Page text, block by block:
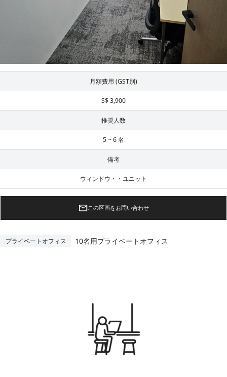
月額費用 (GST別)
S$ 3,900
推奨人数
5 ~ 6 名
備考
ウィンドウ・・ユニット
この区画をお問い合わせ
プライベートオフィス 10名用プライベートオフィス